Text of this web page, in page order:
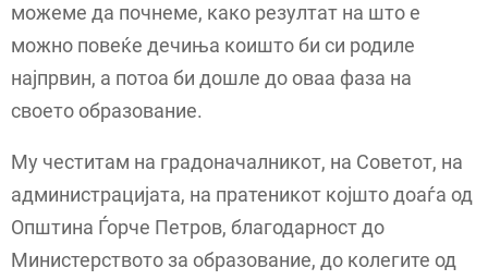
можеме да почнеме, како резултат на што е
можно повеќе дечиња коишто би си родиле
најпрвин, а потоа би дошле до оваа фаза на
своето образование.
Му честитам на градоначалникот, на Советот, на
администрацијата, на пратеникот којшто доаѓа од
Општина Ѓорче Петров, благодарност до
Министерството за образование, до колегите од